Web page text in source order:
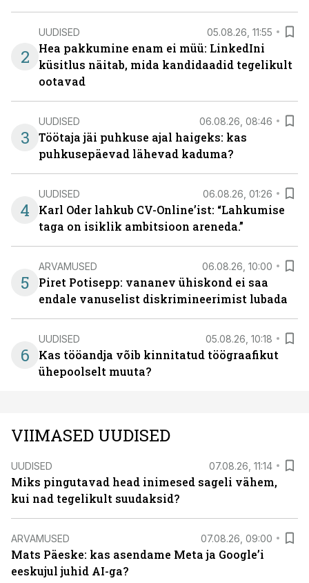
2
UUDISED 05.08.26, 11:55
Hea pakkumine enam ei müü: LinkedIni
küsitlus näitab, mida kandidaadid tegelikult
ootavad
3
UUDISED 06.08.26, 08:46
Töötaja jäi puhkuse ajal haigeks: kas
puhkusepäevad lähevad kaduma?
4
UUDISED 06.08.26, 01:26
Karl Oder lahkub CV-Online’ist: “Lahkumise
taga on isiklik ambitsioon areneda.”
5
ARVAMUSED 06.08.26, 10:00
Piret Potisepp: vananev ühiskond ei saa
endale vanuselist diskrimineerimist lubada
6
UUDISED 05.08.26, 10:18
Kas tööandja võib kinnitatud töögraafikut
ühepoolselt muuta?
VIIMASED UUDISED
UUDISED 07.08.26, 11:14
Miks pingutavad head inimesed sageli vähem,
kui nad tegelikult suudaksid?
ARVAMUSED 07.08.26, 09:00
Mats Päeske: kas asendame Meta ja Google’i
eeskujul juhid AI-ga?